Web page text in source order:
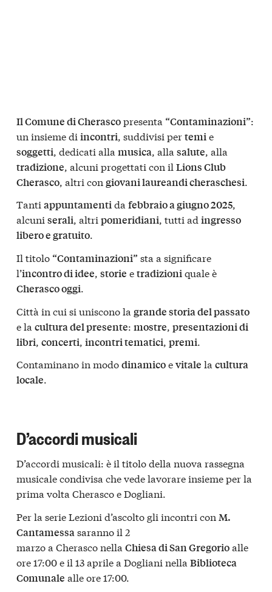
Il Comune di Cherascopresenta “Contaminazioni”:
un insieme di incontri, suddivisi pertemie
soggetti, dedicati alla musica, alla salute, alla
tradizione, alcuni progettati con il Lions Club
Cherasco, altri con giovani laureandi cheraschesi.
Tanti appuntamentida febbraio a giugno 2025,
alcuni serali, altri pomeridiani, tutti ad ingresso
libero e gratuito.
Il titolo “Contaminazioni” sta a significare
l’incontro di idee, storie etradizioniquale è
Cherasco oggi.
Città in cui si uniscono la grande storia del passato
e la cultura del presente: mostre, presentazioni di
libri, concerti, incontri tematici, premi.
Contaminano in mododinamicoevitale la cultura
locale.
D’accordi musicali
D’accordi musicali: è il titolo della nuova rassegna
musicale condivisa che vede lavorare insieme per la
prima volta CherascoeDogliani.
Per la serieLezioni d’ascolto gli incontri con M.
Cantamessa saranno il 2
marzoa Cherasconella Chiesa di San Gregorioalle
ore 17:00 e il 13 aprile a Dogliani nella Biblioteca
Comunale alle ore 17:00.